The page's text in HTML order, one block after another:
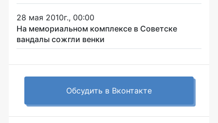
28 мая 2010г., 00:00
На мемориальном комплексе в Советске
вандалы сожгли венки
Обсудить в Вконтакте